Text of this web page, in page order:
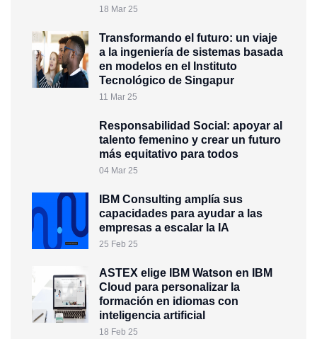
18 Mar 25
Transformando el futuro: un viaje
a la ingeniería de sistemas basada
en modelos en el Instituto
Tecnológico de Singapur
11 Mar 25
Responsabilidad Social: apoyar al
talento femenino y crear un futuro
más equitativo para todos
04 Mar 25
IBM Consulting amplía sus
capacidades para ayudar a las
empresas a escalar la IA
25 Feb 25
ASTEX elige IBM Watson en IBM
Cloud para personalizar la
formación en idiomas con
inteligencia artificial
18 Feb 25